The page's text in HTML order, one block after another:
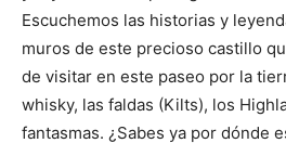
Escuchemos las historias y
muros de este precioso castillo
de visitar en este paseo por la
whisky, las faldas (Kilts), los
fantasmas. ¿Sabes ya por dónde